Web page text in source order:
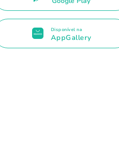
Disponível na
AppGallery